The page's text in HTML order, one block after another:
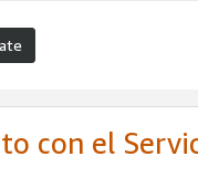
con el